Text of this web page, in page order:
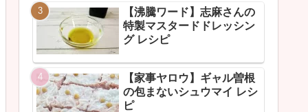
【沸騰ワード】志麻さんの
特製マスタードドレッシン
グ レシピ
【家事ヤロウ】ギャル曽根
の包まないシュウマイ レシ
ピ